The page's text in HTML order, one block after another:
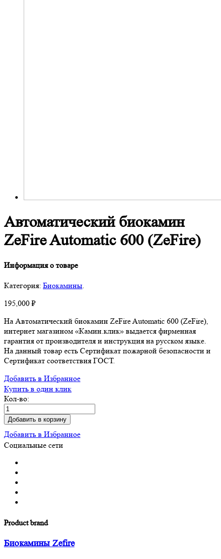
Автоматический биокамин
ZeFire Automatic 600 (ZeFire)
Информация о товаре
Категория: Биокамины.
195,000 ₽
На Автоматический биокамин ZeFire Automatic 600 (ZeFire),
интернет магазином «Камин.клик» выдается фирменная
гарантия от производителя и инструкция на русском языке.
На данный товар есть Сертификат пожарной безопасности и
Сертификат соответствия ГОСТ.
Добавить в Избранное
Купить в один клик
Кол-во:
Добавить в корзину
Добавить в Избранное
Социальные сети
Product brand
Биокамины Zefire